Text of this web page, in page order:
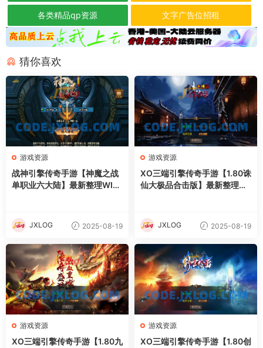
各类精品qp资源 文字广告位招租
猜你喜欢
游戏资源
战神引擎传奇手游【神魔之战
单职业六大陆】最新整理WIN
JXLOG 2025-08-19
游戏资源
XO三端引擎传奇手游【1.80诛
仙大极品合击版】最新整理Wi
JXLOG 2025-08-19
游戏资源
XO三端引擎传奇手游【1.80九
游戏资源
XO三端引擎传奇手游【1.80创